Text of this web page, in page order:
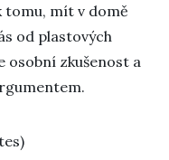
tomu, mít v domě
od plastových
osobní zkušenost a